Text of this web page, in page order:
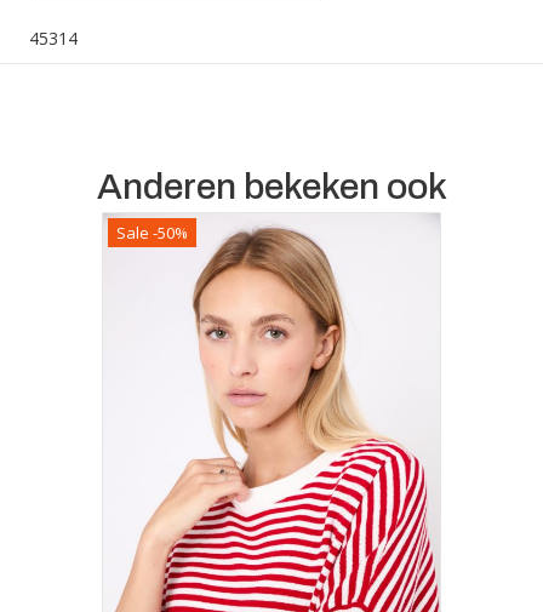
45314
Anderen bekeken ook
Sale -50%